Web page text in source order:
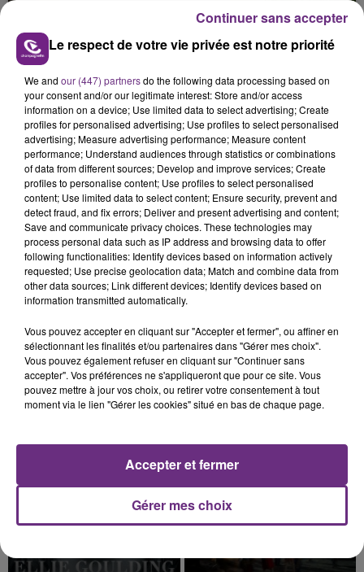
LE MAGASIN JOUÉCLUB DE REIMS FERME
SES PORTES
C'était l'une des institutions du centre-ville
rémois. Le magasin JouéClub est contraint de
fermer ses portes.
TITRES DIFFUSÉS
18h36
18h36 18h30
18h30
Le respect de votre vie privée est notre priorité
We and our (447) partnersdo the following data processing based on
your consent and/or our legitimate interest: Store and/or access
information on a device; Use limited data to select advertising; Create
profiles for personalised advertising; Use profiles to select personalised
advertising; Measure advertising performance; Measure content
performance; Understand audiences through statistics or combinations
of data from different sources; Develop and improve services; Create
profiles to personalise content; Use profiles to select personalised
content; Use limited data to select content; Ensure security, prevent and
detect fraud, and fix errors; Deliver and present advertising and content;
Save and communicate privacy choices. These technologies may
process personal data such as IP address and browsing data to offer
following functionalities: Identify devices based on information actively
requested; Use precise geolocation data; Match and combine data from
other data sources; Link different devices; Identify devices based on
information transmitted automatically.
Vous pouvez accepter en cliquant sur "Accepter et fermer", ou affiner en
sélectionnant les finalités et/ou partenaires dans "Gérer mes choix".
Vous pouvez également refuser en cliquant sur "Continuer sans
accepter". Vos préférences ne s'appliqueront que pour ce site. Vous
pouvez mettre à jour vos choix, ou retirer votre consentement à tout
moment via le lien "Gérer les cookies" situé en bas de chaque page.
Gérer mes choix
Accepter et fermer
Continuer sans accepter